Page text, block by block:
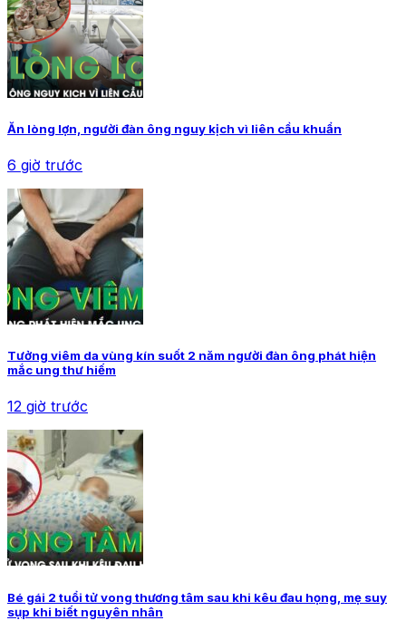
Ăn lòng lợn, người đàn ông nguy kịch vì liên cầu khuẩn
6 giờ trước
Tưởng viêm da vùng kín suốt 2 năm người đàn ông phát hiện
mắc ung thư hiếm
12 giờ trước
Bé gái 2 tuổi tử vong thương tâm sau khi kêu đau họng, mẹ suy
sụp khi biết nguyên nhân